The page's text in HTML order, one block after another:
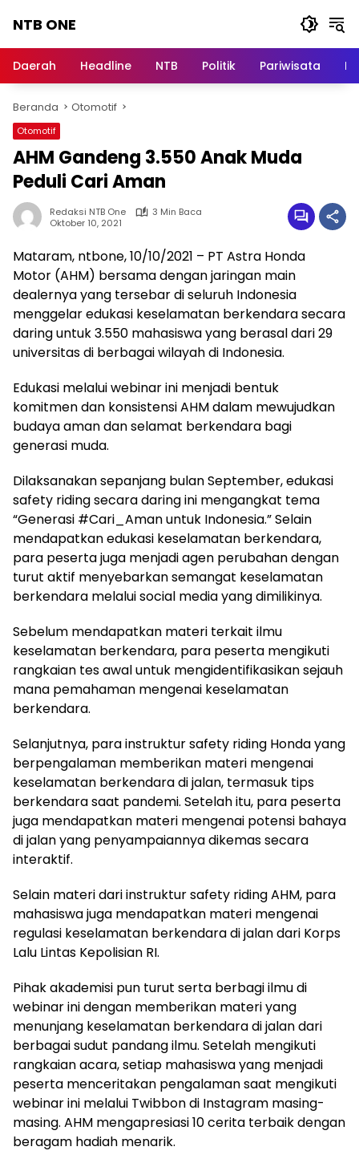
NTB ONE
dan
Berita
Lombok
Daerah Headline NTB Politik Pariwisata
Beranda Otomotif
Otomotif
AHM Gandeng 3.550 Anak Muda
Peduli Cari Aman
Redaksi NTB One
3 Min Baca
Oktober 10, 2021
Mataram, ntbone, 10/10/2021 – PT Astra Honda
Motor (AHM) bersama dengan jaringan main
dealernya yang tersebar di seluruh Indonesia
menggelar edukasi keselamatan berkendara secara
daring untuk 3.550 mahasiswa yang berasal dari 29
universitas di berbagai wilayah di Indonesia.
Edukasi melalui webinar ini menjadi bentuk
komitmen dan konsistensi AHM dalam mewujudkan
budaya aman dan selamat berkendara bagi
generasi muda.
Dilaksanakan sepanjang bulan September, edukasi
safety riding secara daring ini mengangkat tema
“Generasi #Cari_Aman untuk Indonesia.” Selain
mendapatkan edukasi keselamatan berkendara,
para peserta juga menjadi agen perubahan dengan
turut aktif menyebarkan semangat keselamatan
berkendara melalui social media yang dimilikinya.
Sebelum mendapatkan materi terkait ilmu
keselamatan berkendara, para peserta mengikuti
rangkaian tes awal untuk mengidentifikasikan sejauh
mana pemahaman mengenai keselamatan
berkendara.
Selanjutnya, para instruktur safety riding Honda yang
berpengalaman memberikan materi mengenai
keselamatan berkendara di jalan, termasuk tips
berkendara saat pandemi. Setelah itu, para peserta
juga mendapatkan materi mengenai potensi bahaya
di jalan yang penyampaiannya dikemas secara
interaktif.
Selain materi dari instruktur safety riding AHM, para
mahasiswa juga mendapatkan materi mengenai
regulasi keselamatan berkendara di jalan dari Korps
Lalu Lintas Kepolisian RI.
Pihak akademisi pun turut serta berbagi ilmu di
webinar ini dengan memberikan materi yang
menunjang keselamatan berkendara di jalan dari
berbagai sudut pandang ilmu. Setelah mengikuti
rangkaian acara, setiap mahasiswa yang menjadi
peserta menceritakan pengalaman saat mengikuti
webinar ini melalui Twibbon di Instagram masing-
masing. AHM mengapresiasi 10 cerita terbaik dengan
beragam hadiah menarik.